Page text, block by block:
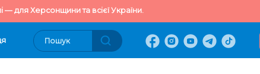
для Херсонщини та всієї України.